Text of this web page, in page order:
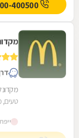
דרך עכו
טעים,